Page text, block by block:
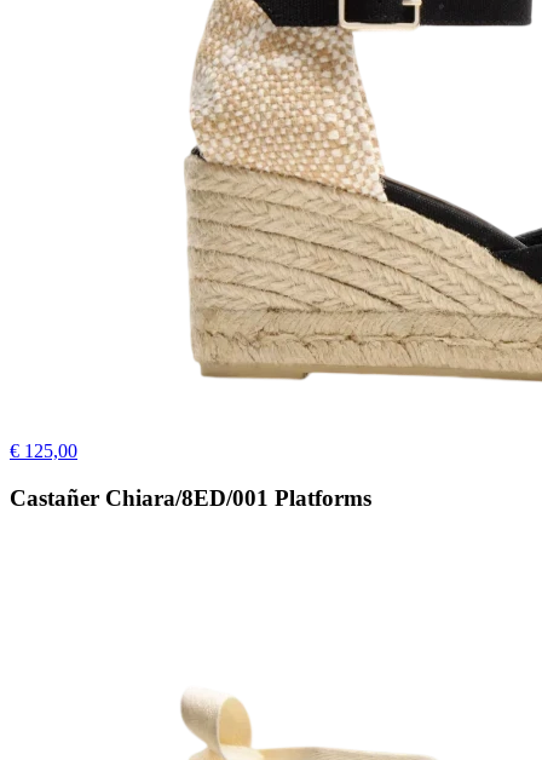
€ 125,00
Castañer Chiara/8ED/001 Platforms